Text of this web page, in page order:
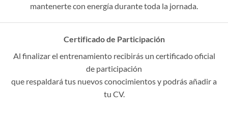
mantenerte con energía durante toda la jornada.
Certificado de Participación
Al finalizar el entrenamiento recibirás un certificado oficial
de participación
que respaldará tus nuevos conocimientos y podrás añadir a
tu CV.